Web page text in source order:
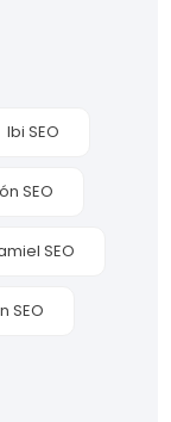
Ibi SEO
SEO
SEO
SEO